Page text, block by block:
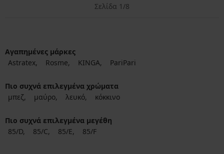
Σελίδα 1/8
Αγαπημένες μάρκες
Astratex
Rosme KINGA PariPari
Πιο συχνά επιλεγμένα χρώματα
μπεζ
μαύρο λευκό κόκκινο
Πιο συχνά επιλεγμένα μεγέθη
85/D
85/C 85/E 85/F